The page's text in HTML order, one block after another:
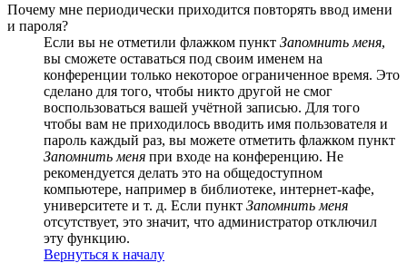
Почему мне периодически приходится повторять ввод имени
и пароля?
Если вы не отметили флажком пункт Запомнить меня,
вы сможете оставаться под своим именем на
конференции только некоторое ограниченное время. Это
сделано для того, чтобы никто другой не смог
воспользоваться вашей учётной записью. Для того
чтобы вам не приходилось вводить имя пользователя и
пароль каждый раз, вы можете отметить флажком пункт
Запомнить меня при входе на конференцию. Не
рекомендуется делать это на общедоступном
компьютере, например в библиотеке, интернет-кафе,
университете и т. д. Если пункт Запомнить меня
отсутствует, это значит, что администратор отключил
эту функцию.
Вернуться к началу